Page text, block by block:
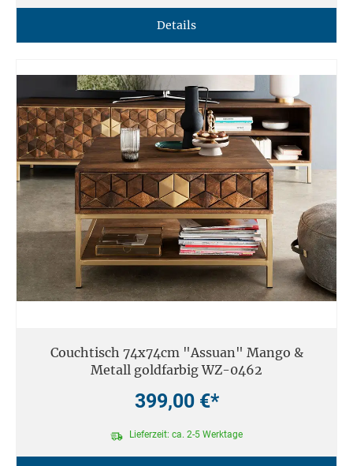
Details
Couchtisch 74x74cm "Assuan" Mango &
Metall goldfarbig WZ-0462
399,00 €*
Lieferzeit: ca. 2-5 Werktage